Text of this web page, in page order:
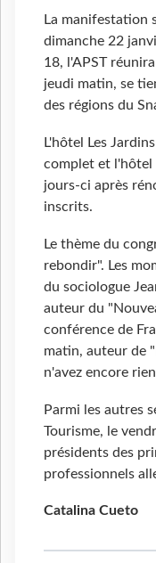
La manifestation
dimanche 22
18, l'APST
jeudi matin, se
des régions du
L'hôtel Les
complet et l'hôtel
jours-ci après
inscrits.
Le thème du
rebondir". Les
du sociologue
auteur du
conférence de
matin, auteur de
n'avez encore
Parmi les autres
Tourisme, le
présidents des
professionnels
Catalina Cueto